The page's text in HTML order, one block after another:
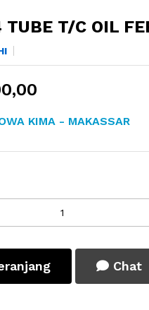
TUBE T/C OIL
KIMA - MAKASSAR
Chat